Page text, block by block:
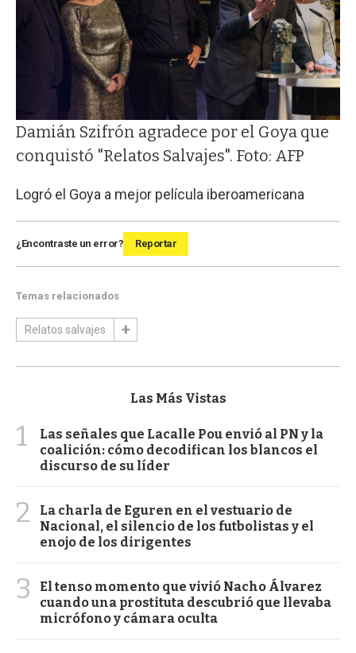
Damián Szifrón agradece por el Goya que
conquistó "Relatos Salvajes". Foto: AFP
Logró el Goya a mejor película iberoamericana
¿Encontraste un error? Reportar
Temas relacionados
Relatos salvajes
Las Más Vistas
1
Las señales que Lacalle Pou envió al PN y la
coalición: cómo decodifican los blancos el
discurso de su líder
2
La charla de Eguren en el vestuario de
Nacional, el silencio de los futbolistas y el
enojo de los dirigentes
3
El tenso momento que vivió Nacho Álvarez
cuando una prostituta descubrió que llevaba
micrófono y cámara oculta